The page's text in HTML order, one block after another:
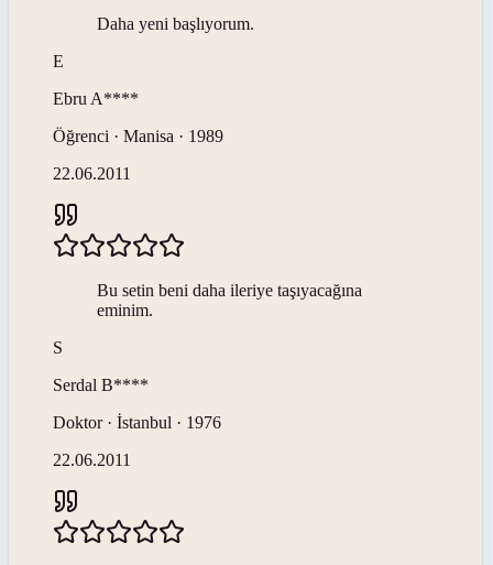
Daha yeni başlıyorum.
E
Ebru A****
Öğrenci · Manisa · 1989
22.06.2011
Bu setin beni daha ileriye taşıyacağına
eminim.
S
Serdal B****
Doktor · İstanbul · 1976
22.06.2011